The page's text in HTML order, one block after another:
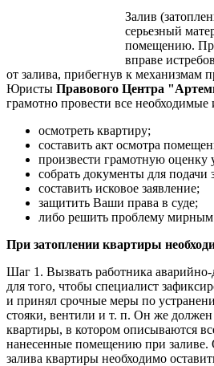
Залив
серьезный
помещению.
вправе
от залива, прибегнув к механизмам
Юристы Правового Центра
грамотно провести все
осмотреть квартиру;
составить акт осмотра
произвести грамотную оценку
собрать документы для подачи
составить исковое заявление;
защитить Ваши права в суде;
либо решить проблему
При затоплении квартиры
Шаг 1. Вызвать работника
для того, чтобы специалист
и принял срочные меры по
стояки, вентили и т. п. Он же должен
квартиры, в котором описываются
нанесенные помещению при заливе.
залива квартиры необходимо